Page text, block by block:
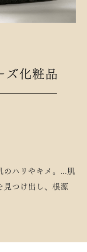
ハリやキメ。 ...肌
つけ出し、 根源